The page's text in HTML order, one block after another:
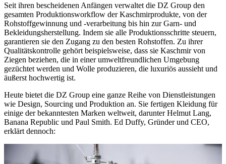
Seit ihren bescheidenen Anfängen verwaltet die DZ Group den
gesamten Produktionsworkflow der Kaschmirprodukte, von der
Rohstoffgewinnung und -verarbeitung bis hin zur Garn- und
Bekleidungsherstellung. Indem sie alle Produktionsschritte steuern,
garantieren sie den Zugang zu den besten Rohstoffen. Zu ihrer
Qualitätskontrolle gehört beispielsweise, dass sie Kaschmir von
Ziegen beziehen, die in einer umweltfreundlichen Umgebung
gezüchtet werden und Wolle produzieren, die luxuriös aussieht und
äußerst hochwertig ist.
Heute bietet die DZ Group eine ganze Reihe von Dienstleistungen
wie Design, Sourcing und Produktion an. Sie fertigen Kleidung für
einige der bekanntesten Marken weltweit, darunter Helmut Lang,
Banana Republic und Paul Smith. Ed Duffy, Gründer und CEO,
erklärt dennoch: